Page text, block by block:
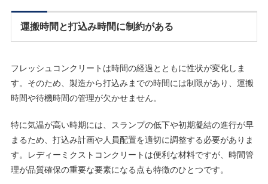
運搬時間と打込み時間に制約がある
フレッシュコンクリートは時間の経過とともに性状が変化しま
す。そのため、製造から打込みまでの時間には制限があり、運搬
時間や待機時間の管理が欠かせません。
特に気温が高い時期には、スランプの低下や初期凝結の進行が早
まるため、打込み計画や人員配置を適切に調整する必要がありま
す。レディーミクストコンクリートは便利な材料ですが、時間管
理が品質確保の重要な要素になる点も特徴のひとつです。